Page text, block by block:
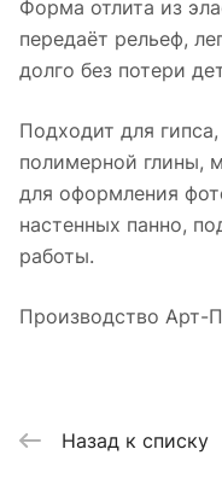
Форма отлита из
передаёт рельеф,
долго без потери
Подходит для
полимерной глины,
для оформления
настенных панно,
работы.
Производство Арт-
Назад к списку